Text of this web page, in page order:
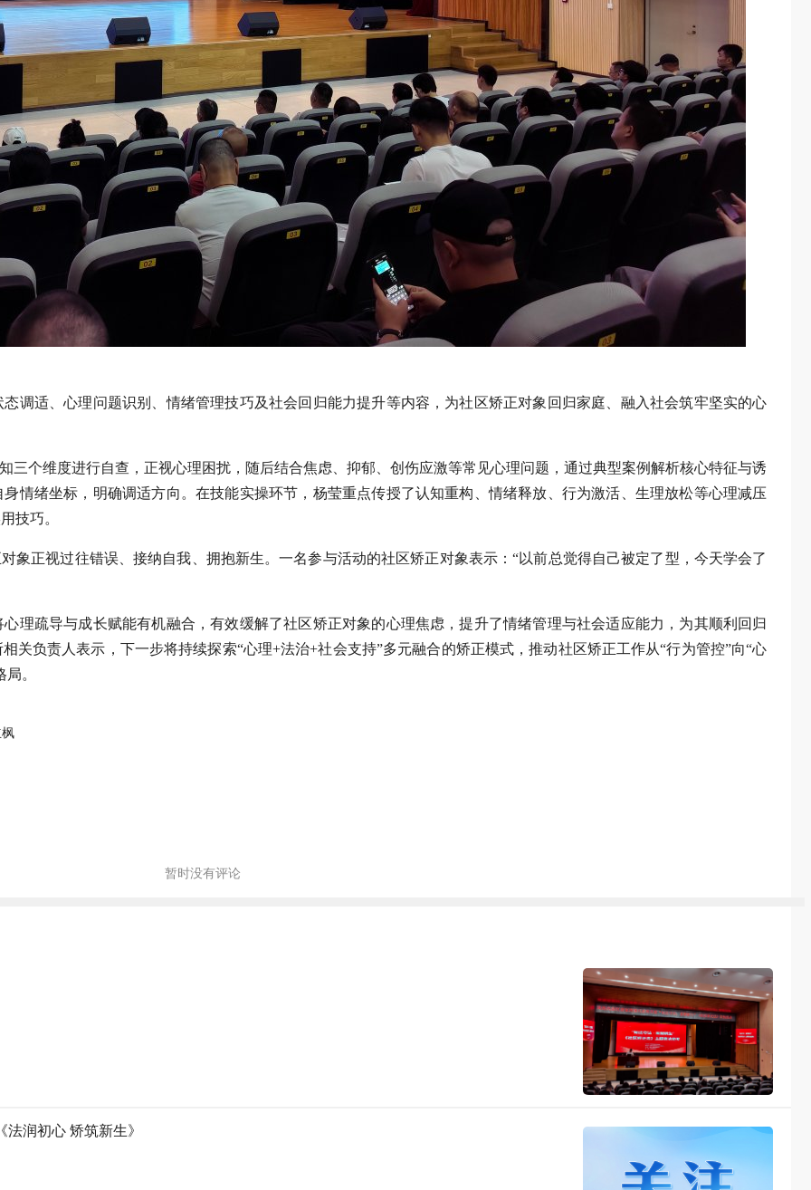
调适、心理问题识别、情绪管理技巧及社会回归能力提升等内容，为社区矫正对象回归家庭、融入社会筑牢坚实的心
三个维度进行自查，正视心理困扰，随后结合焦虑、抑郁、创伤应激等常见心理问题，通过典型案例解析核心特征与诱
情绪坐标，明确调适方向。在技能实操环节，杨莹重点传授了认知重构、情绪释放、行为激活、生理放松等心理减压
技巧。
象正视过往错误、接纳自我、拥抱新生。一名参与活动的社区矫正对象表示：“以前总觉得自己被定了型，今天学会了
理疏导与成长赋能有机融合，有效缓解了社区矫正对象的心理焦虑，提升了情绪管理与社会适应能力，为其顺利回归
关负责人表示，下一步将持续探索“心理+法治+社会支持”多元融合的矫正模式，推动社区矫正工作从“行为管控”向“心
。
暂时没有评论
润初心 矫筑新生》